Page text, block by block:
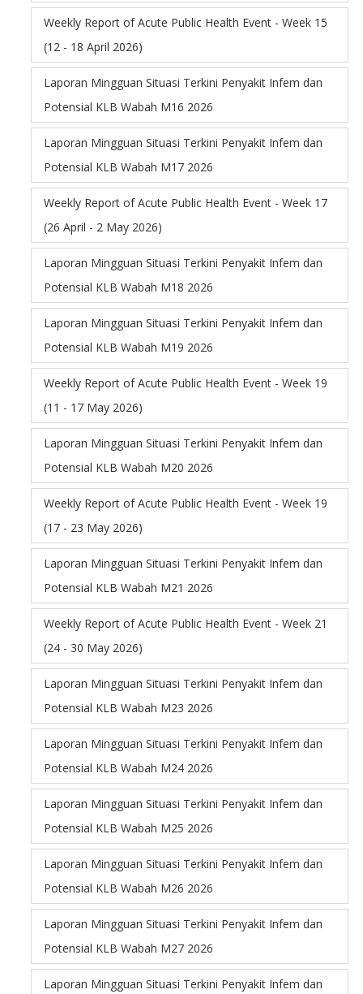
Weekly Report of Acute Public Health Event - Week 15
(12 - 18 April 2026)
Laporan Mingguan Situasi Terkini Penyakit Infem dan
Potensial KLB Wabah M16 2026
Laporan Mingguan Situasi Terkini Penyakit Infem dan
Potensial KLB Wabah M17 2026
Weekly Report of Acute Public Health Event - Week 17
(26 April - 2 May 2026)
Laporan Mingguan Situasi Terkini Penyakit Infem dan
Potensial KLB Wabah M18 2026
Laporan Mingguan Situasi Terkini Penyakit Infem dan
Potensial KLB Wabah M19 2026
Weekly Report of Acute Public Health Event - Week 19
(11 - 17 May 2026)
Laporan Mingguan Situasi Terkini Penyakit Infem dan
Potensial KLB Wabah M20 2026
Weekly Report of Acute Public Health Event - Week 19
(17 - 23 May 2026)
Laporan Mingguan Situasi Terkini Penyakit Infem dan
Potensial KLB Wabah M21 2026
Weekly Report of Acute Public Health Event - Week 21
(24 - 30 May 2026)
Laporan Mingguan Situasi Terkini Penyakit Infem dan
Potensial KLB Wabah M23 2026
Laporan Mingguan Situasi Terkini Penyakit Infem dan
Potensial KLB Wabah M24 2026
Laporan Mingguan Situasi Terkini Penyakit Infem dan
Potensial KLB Wabah M25 2026
Laporan Mingguan Situasi Terkini Penyakit Infem dan
Potensial KLB Wabah M26 2026
Laporan Mingguan Situasi Terkini Penyakit Infem dan
Potensial KLB Wabah M27 2026
Laporan Mingguan Situasi Terkini Penyakit Infem dan